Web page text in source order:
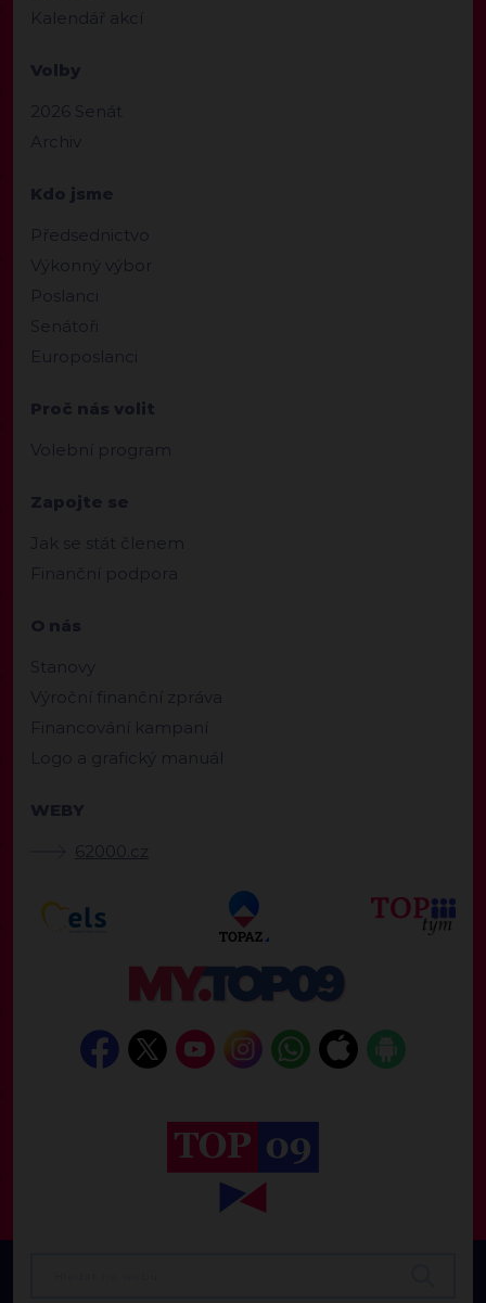
Kalendář akcí
Volby
2026 Senát
Archiv
Kdo jsme
Předsednictvo
Výkonný výbor
Poslanci
Senátoři
Europoslanci
Proč nás volit
Volební program
Zapojte se
Jak se stát členem
Finanční podpora
O nás
Stanovy
Výroční finanční zpráva
Financování kampaní
Logo a grafický manuál
WEBY
62000.cz